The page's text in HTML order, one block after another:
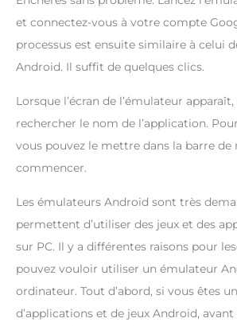
et connectez-vous à votre compte
processus est ensuite similaire à celui
Android. Il suffit de quelques clics.
Lorsque l’écran de l’émulateur
rechercher le nom de l’application.
vous pouvez le mettre dans la barre de
commencer.
Les émulateurs Android sont très
permettent d’utiliser des jeux et des
sur PC. Il y a différentes raisons pour
pouvez vouloir utiliser un émulateur
ordinateur. Tout d’abord, si vous êtes
d’applications et de jeux Android,